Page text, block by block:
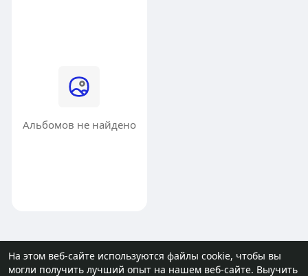
На этом веб-сайте используются файлы cookie, чтобы вы
могли получить лучший опыт на нашем веб-сайте. Выучить
Альбомов не найдено
© 2026 molodost.bz